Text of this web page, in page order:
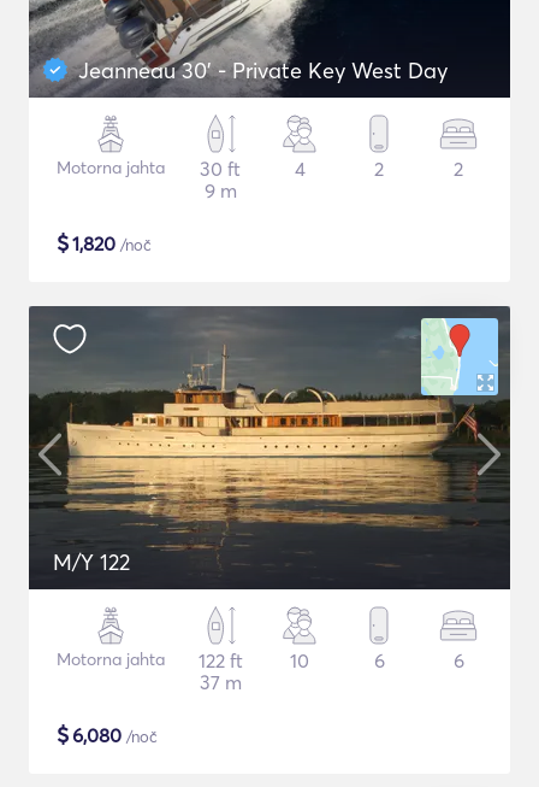
Jeanneau 30' - Private Key West Day
Motorna jahta
30 ft
9 m
4 2 2
$1,820 /noč
M/Y 122
Motorna jahta
122 ft
37 m
10 6 6
$6,080 /noč